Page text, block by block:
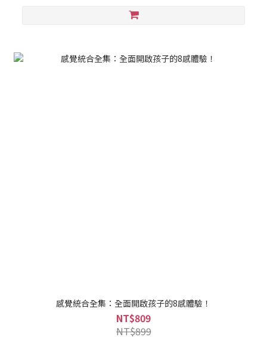
感覺統合全集：全面開啟孩子的8感體驗！
NT$809
NT$899